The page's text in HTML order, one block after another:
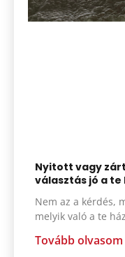
Nyitott vagy
választás jó a te
Nem az a kérdés,
melyik való a te
Tovább olvasom